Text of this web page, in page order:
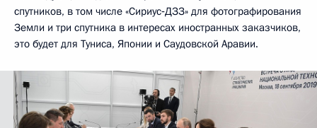
спутников, в том числе «Сириус‑ДЗЗ» для фотографирования
Земли и три спутника в интересах иностранных заказчиков,
это будет для Туниса, Японии и Саудовской Аравии.